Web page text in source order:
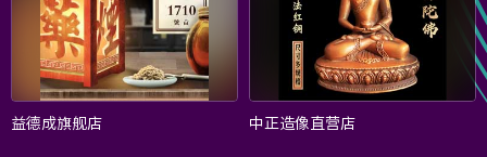
非遗后援团
非遗大数据
益德成旗舰店 中正造像直营店